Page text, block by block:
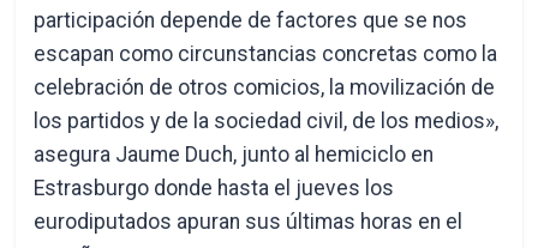
participación depende de factores que se nos
escapan como circunstancias concretas como la
celebración de otros comicios, la movilización de
los partidos y de la sociedad civil, de los medios»,
asegura Jaume Duch, junto al hemiciclo en
Estrasburgo donde hasta el jueves los
eurodiputados apuran sus últimas horas en el